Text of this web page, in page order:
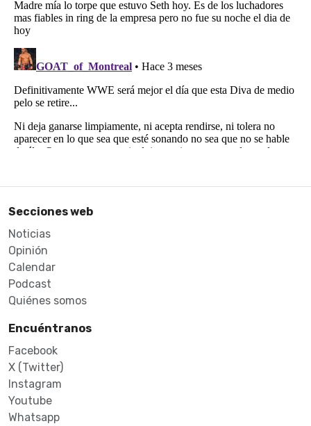
Secciones web
Noticias
Opinión
Calendar
Podcast
Quiénes somos
Encuéntranos
Facebook
X (Twitter)
Instagram
Youtube
Whatsapp